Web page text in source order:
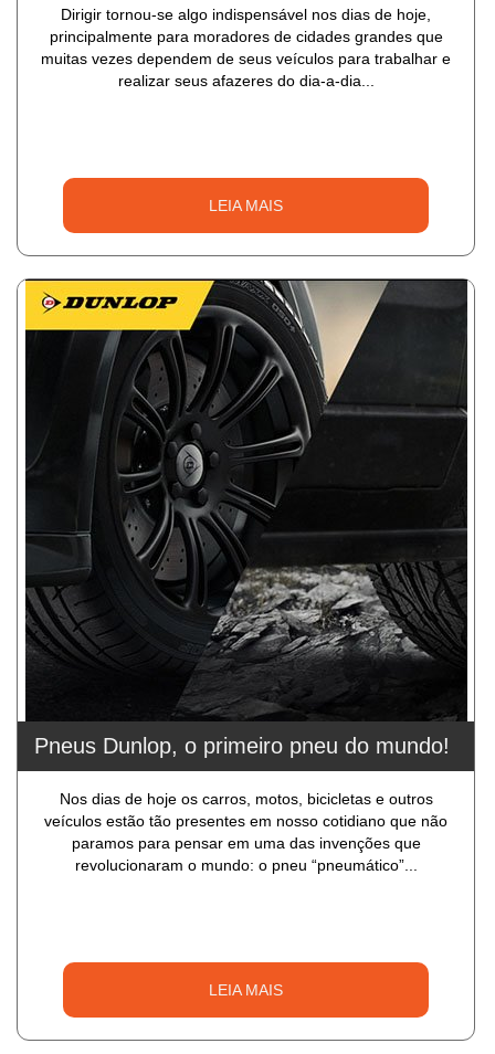
Dirigir tornou-se algo indispensável nos dias de hoje,
principalmente para moradores de cidades grandes que
muitas vezes dependem de seus veículos para trabalhar e
realizar seus afazeres do dia-a-dia...
LEIA MAIS
Pneus Dunlop, o primeiro pneu do mundo!
Nos dias de hoje os carros, motos, bicicletas e outros
veículos estão tão presentes em nosso cotidiano que não
paramos para pensar em uma das invenções que
revolucionaram o mundo: o pneu “pneumático”...
LEIA MAIS